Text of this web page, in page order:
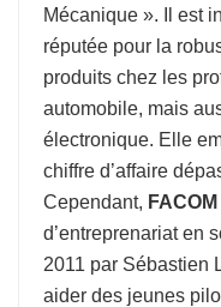
Mécanique ». Il est
réputée pour la
produits chez les
automobile, mais
électronique. Elle
chiffre d’affaire
Cependant, FACOM
d’entreprenariat en
2011 par Sébastien
aider des jeunes